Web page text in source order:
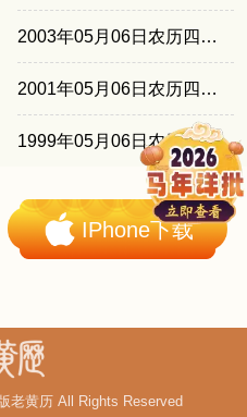
2003年05月06日农历四月初六
2001年05月06日农历四月十四
1999年05月06日农历三月廿一
IPhone下载
老黄历 All Rights Reserved